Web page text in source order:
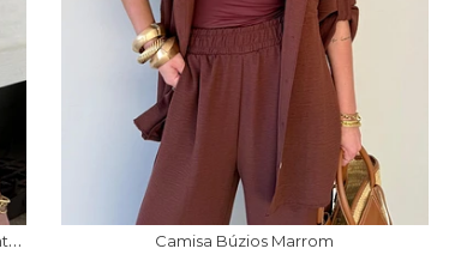
B
lusa Alças Amarração Búzios Amarelo Manteiga Camisa Búzios Marrom